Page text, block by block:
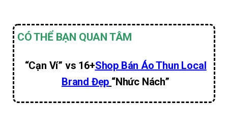
CÓ THỂ BẠN QUAN TÂM
“Cạn Ví” vs 16+Shop Bán Áo Thun Local
Brand Đẹp “Nhức Nách”